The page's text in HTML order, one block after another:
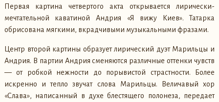
Первая картина четвертого акта открывается лирически-
мечтательной каватиной Андрия «Я вижу Киев». Татарка
обрисована мягкими, вкрадчивыми музыкальными фразами.
Центр второй картины образует лирический дуэт Марильцы и
Андрия. В партии Андрия сменяются различные оттенки чувств
— от робкой нежности до порывистой страстности. Более
искренно и тепло звучат слова Марильцы. Величавый хор
«Слава», написанный в духе блестящего полонеза, передает